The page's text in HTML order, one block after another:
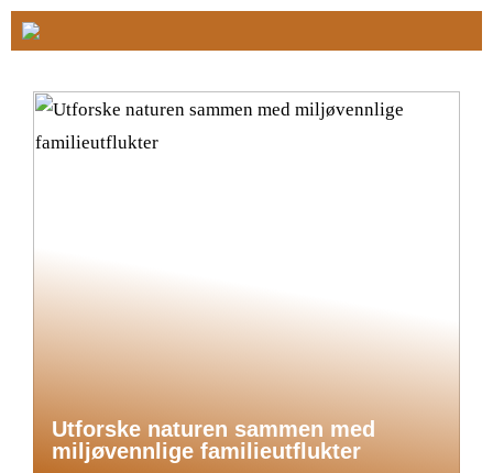
Utforske naturen sammen med
miljøvennlige familieutflukter